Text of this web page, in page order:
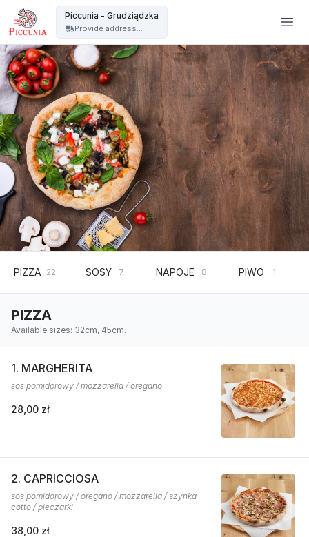
Piccunia - Grudziądzka
Provide address...
PIZZA 22 SOSY 7 NAPOJE 8 PIWO 1
PIZZA
Available sizes: 32cm, 45cm.
1. MARGHERITA
sos pomidorowy / mozzarella / oregano
28,00 zł
2. CAPRICCIOSA
sos pomidorowy / oregano / mozzarella / szynka
cotto / pieczarki
38,00 zł